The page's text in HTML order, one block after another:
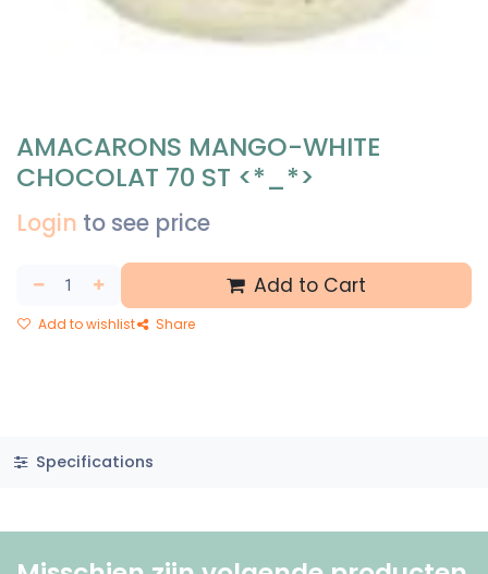
AMACARONS MANGO-WHITE
CHOCOLAT 70 ST <*_*>
Login to see price
Add to Cart
Add to wishlist Share
Specifications